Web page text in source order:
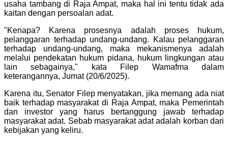
usaha tambang di Raja Ampat, maka hal ini tentu tidak ada
kaitan dengan persoalan adat.
"Kenapa? Karena prosesnya adalah proses hukum,
pelanggaran terhadap undang-undang. Kalau pelanggaran
terhadap undang-undang, maka mekanismenya adalah
melalui pendekatan hukum pidana, hukum lingkungan atau
lain sebagainya," kata Filep Wamafma dalam
keterangannya, Jumat (20/6/2025).
Karena itu, Senator Filep menyatakan, jika memang ada niat
baik terhadap masyarakat di Raja Ampat, maka Pemerintah
dan investor yang harus bertanggung jawab terhadap
masyarakat adat. Sebab masyarakat adat adalah korban dari
kebijakan yang keliru.